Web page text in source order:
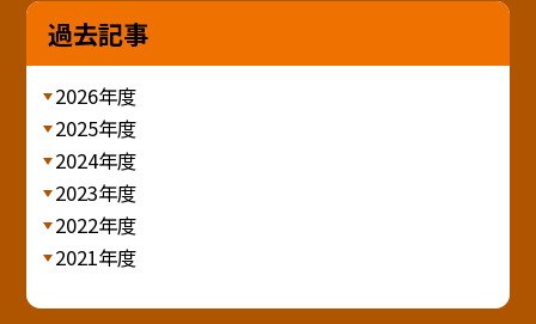
過去記事
2026年度
2025年度
2024年度
2023年度
2022年度
2021年度